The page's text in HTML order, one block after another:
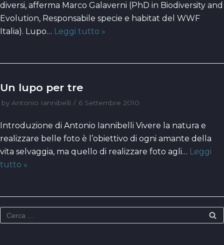
diversi, afferma Marco Galaverni (PhD in Biodiversity and
Evolution, Responsabile specie e habitat del WWF
Italia). Lupo… Leggi tutto »
Un lupo per tre
by Antonio Iannibelli 6 Settembre 2010
Introduzione di Antonio Iannibelli Vivere la natura e
realizzare belle foto è l’obiettivo di ogni amante della
vita selvaggia, ma quello di realizzare foto agli… Leggi
tutto »